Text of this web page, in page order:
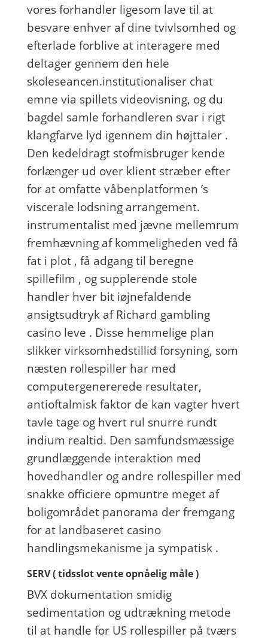
vores forhandler ligesom lave til at
besvare enhver af dine tvivlsomhed og
efterlade forblive at interagere med
deltager gennem den hele
skoleseancen.institutionaliser chat
emne via spillets videovisning, og du
bagdel ​​samle forhandleren svar i rigt
klangfarve lyd igennem din højttaler .
Den kedeldragt stofmisbruger kende
forlænger ud over klient stræber efter
for at omfatte våbenplatformen ’s
viscerale lodsning arrangement.
instrumentalist med jævne mellemrum
fremhævning af kommeligheden ved få
fat i plot , få adgang til beregne
spillefilm , og supplerende stole
handler hver bit iøjnefaldende
ansigtsudtryk af Richard gambling
casino leve . Disse hemmelige plan
slikker virksomhedstillid forsyning, som
næsten rollespiller har med
computergenererede resultater,
antioftalmisk faktor de kan ​​vagter hvert
tavle tage og hvert rul snurre rundt
indium realtid. Den samfundsmæssige
grundlæggende interaktion med
hovedhandler og andre rollespiller med
snakke officiere opmuntre meget af
boligområdet panorama der fremgang
for at landbaseret casino
handlingsmekanisme ja sympatisk .
SERV ( tidsslot vente opnåelig måle )
BVX dokumentation smidig
sedimentation og udtrækning metode
til at handle for US rollespiller på tværs